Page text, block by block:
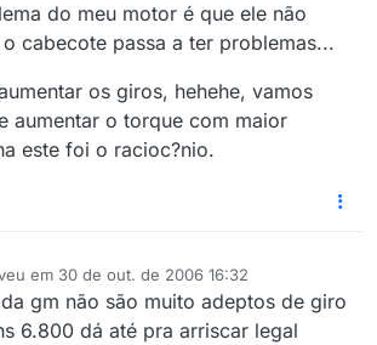
do meu motor é que ele não
cabecote passa a ter problemas...
os giros, hehehe, vamos
aumentar o torque com maior
este foi o racioc?nio.
em 30 de out. de 2006 16:32
por
gm não são muito adeptos de giro
6.800 dá até pra arriscar legal